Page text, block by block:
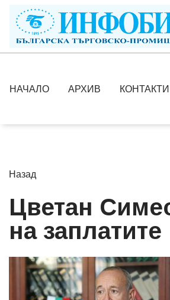
НАЧАЛО АРХИВ КОНТАКТИ
Назад
Цветан
на заплатите